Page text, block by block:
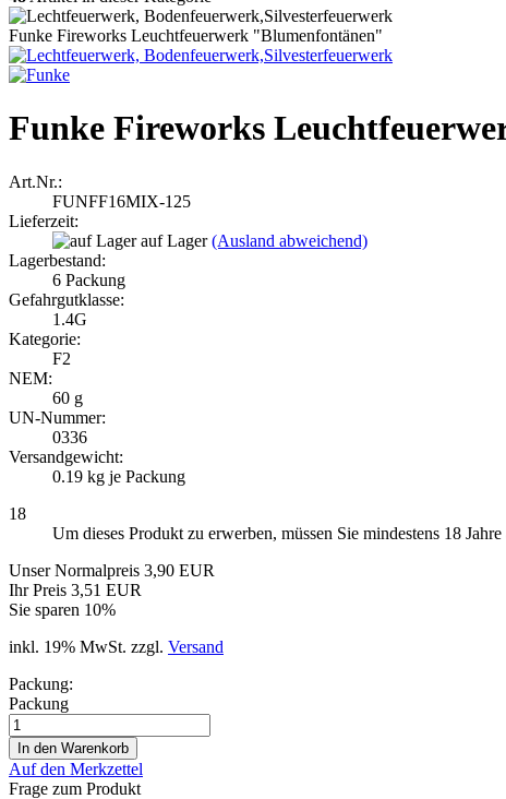
Funke Fireworks Leuchtfeuerwerk "Blumenfontänen"
Funke Fireworks
Art.Nr.:
FUNFF16MIX-125
Lieferzeit:
auf Lager(Ausland abweichend)
Lagerbestand:
6 Packung
Gefahrgutklasse:
1.4G
Kategorie:
F2
NEM:
60 g
UN-Nummer:
0336
Versandgewicht:
0.19 kg je Packung
18
Um dieses Produkt zu erwerben, müssen Sie mindestens 18 Jahre
Unser Normalpreis 3,90 EUR
Ihr Preis 3,51 EUR
Sie sparen 10%
inkl. 19% MwSt. zzgl. Versand
Packung:
Packung
Auf den Merkzettel
Frage zum Produkt